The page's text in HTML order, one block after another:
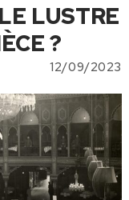
LUSTRE
?
12/09/2023